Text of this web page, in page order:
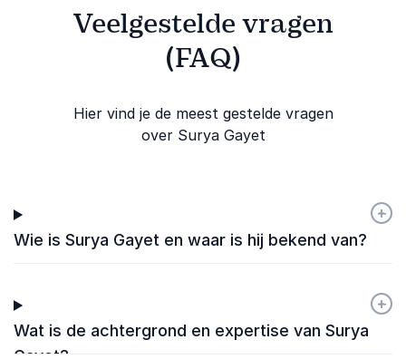
Veelgestelde vragen
(FAQ)
Hier vind je de meest gestelde vragen
over Surya Gayet
Wie is Surya Gayet en waar is hij bekend van?
+
-
Wat is de achtergrond en expertise van Surya
+
-